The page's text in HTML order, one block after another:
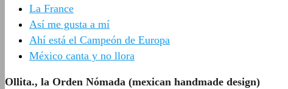
La France
Así me gusta a mí
Ahí está el Campeón de Europa
México canta y no llora
Ollita., la Orden Nómada (mexican handmade design)